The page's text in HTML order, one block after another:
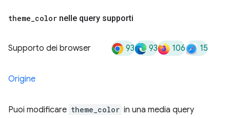
theme_color nelle query supporti
Supporto dei browser 93 93 106 15
Origine
Puoi modificare theme_color in una media query